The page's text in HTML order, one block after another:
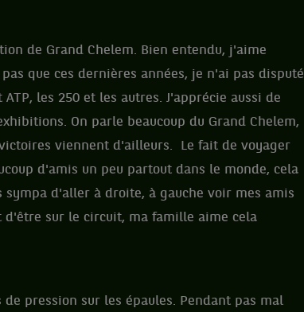
de Grand Chelem. Bien entendu, j'aime
que ces dernières années, je n'ai pas disputé
les 250 et les autres. J'apprécie aussi de
On parle beaucoup du Grand Chelem,
viennent d'ailleurs. Le fait de voyager
d'amis un peu partout dans le monde, cela
d'aller à droite, à gauche voir mes amis
d'être sur le circuit, ma famille aime cela
pression sur les épaules. Pendant pas mal